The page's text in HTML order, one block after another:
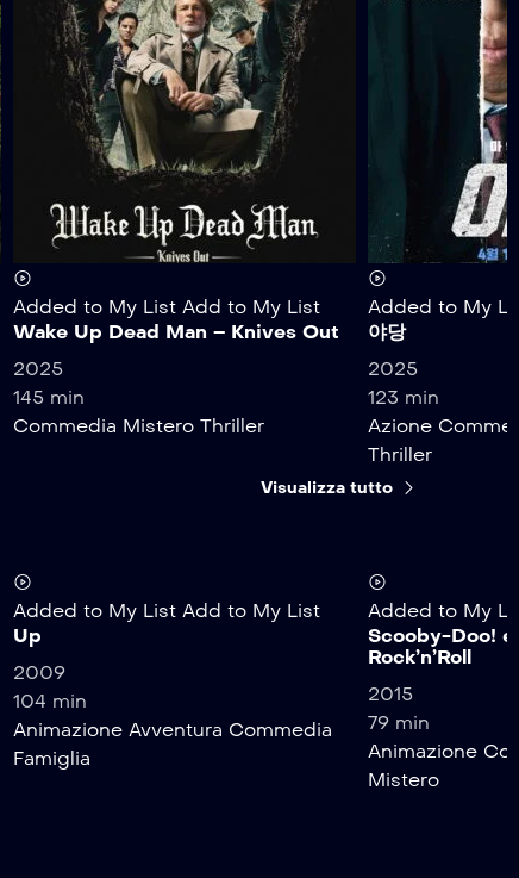
Added to My List Add to My List
Wake Up Dead Man – Knives Out
2025
145 min
Commedia Mistero Thriller
Added to My
야당
2025
123 min
Azione
Thriller
Visualizza tutto
Added to My List Add to My List
Up
2009
104 min
Animazione Avventura Commedia
Famiglia
Added to My
Scooby-Doo!
Rock’n’Roll
2015
79 min
Animazione
Mistero